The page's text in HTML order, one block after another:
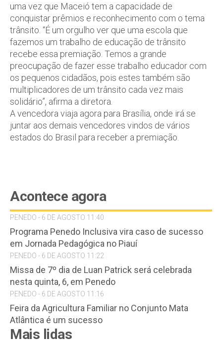
uma vez que Maceió tem a capacidade de
conquistar prêmios e reconhecimento com o tema
trânsito. “É um orgulho ver que uma escola que
fazemos um trabalho de educação de trânsito
recebe essa premiação. Temos a grande
preocupação de fazer esse trabalho educador com
os pequenos cidadãos, pois estes também são
multiplicadores de um trânsito cada vez mais
solidário”, afirma a diretora.
A vencedora viaja agora para Brasília, onde irá se
juntar aos demais vencedores vindos de vários
estados do Brasil para receber a premiação.
Acontece agora
PENEDO - 6 DE AGOSTO 11:40
Programa Penedo Inclusiva vira caso de sucesso
em Jornada Pedagógica no Piauí
PENEDO - 6 DE AGOSTO 11:22
Missa de 7º dia de Luan Patrick será celebrada
nesta quinta, 6, em Penedo
PENEDO - 6 DE AGOSTO 11:16
Feira da Agricultura Familiar no Conjunto Mata
Atlântica é um sucesso
Mais lidas